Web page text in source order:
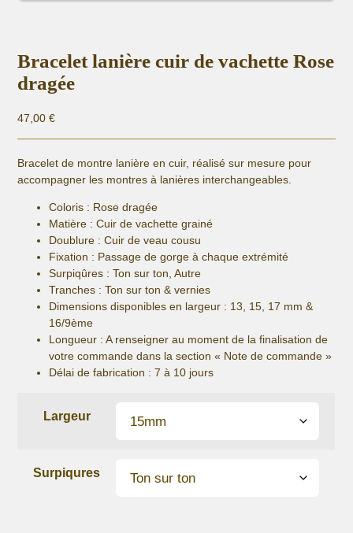
Bracelet lanière cuir de vachette Rose
dragée
47,00€
Bracelet de montre lanière en cuir, réalisé sur mesure pour
accompagner les montres à lanières interchangeables.
Coloris : Rose dragée
Matière : Cuir de vachette grainé
Doublure : Cuir de veau cousu
Fixation : Passage de gorge à chaque extrémité
Surpiqûres : Ton sur ton, Autre
Tranches : Ton sur ton & vernies
Dimensions disponibles en largeur : 13, 15, 17 mm &
16/9ème
Longueur : A renseigner au moment de la finalisation de
votre commande dans la section « Note de commande »
Délai de fabrication : 7 à 10 jours
Largeur
Surpiqures